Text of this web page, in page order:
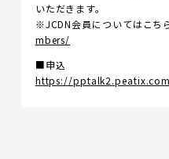
いただきます。
※JCDN会員についてはこ
mbers/
■申込
https://